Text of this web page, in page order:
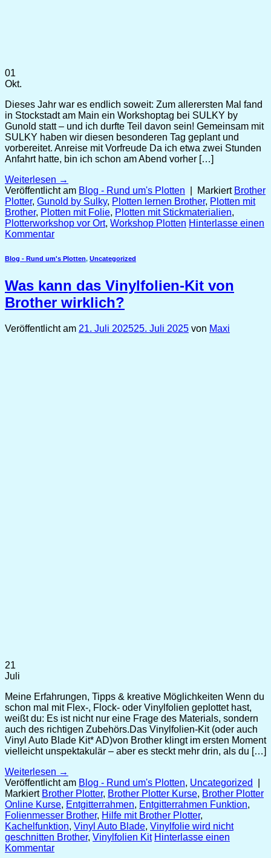
01
Okt.
Dieses Jahr war es endlich soweit: Zum allerersten Mal fand
in Stockstadt am Main ein Workshoptag bei SULKY by
Gunold statt – und ich durfte Teil davon sein! Gemeinsam mit
SULKY haben wir diesen besonderen Tag geplant und
vorbereitet. Anreise mit Vorfreude Da ich etwa zwei Stunden
Anfahrt hatte, bin ich schon am Abend vorher […]
Weiterlesen →
Veröffentlicht am Blog - Rund um's Plotten Markiert Brother
Plotter, Gunold by Sulky, Plotten lernen Brother, Plotten mit
Brother, Plotten mit Folie, Plotten mit Stickmaterialien,
Plotterworkshop vor Ort, Workshop Plotten Hinterlasse einen
Kommentar
Blog - Rund um's Plotten, Uncategorized
Was kann das Vinylfolien-Kit von
Brother wirklich?
Veröffentlicht am 21. Juli 202525. Juli 2025 von Maxi
21
Juli
Meine Erfahrungen, Tipps & kreative Möglichkeiten Wenn du
schon mal mit Flex-, Flock- oder Vinylfolien geplottet hast,
weißt du: Es ist nicht nur eine Frage des Materials, sondern
auch des richtigen Zubehörs.Das Vinylfolien-Kit (oder auch
Vinyl Auto Blade Kit* AD)von Brother klingt im ersten Moment
vielleicht unspektakulär – aber es steckt mehr drin, als du […]
Weiterlesen →
Veröffentlicht am Blog - Rund um's Plotten, Uncategorized
Markiert Brother Plotter, Brother Plotter Kurse, Brother Plotter
Online Kurse, Entgitterrahmen, Entgitterrahmen Funktion,
Folienmesser Brother, Hilfe mit Brother Plotter,
Kachelfunktion, Vinyl Auto Blade, Vinylfolie wird nicht
geschnitten Brother, Vinylfolien Kit Hinterlasse einen
Kommentar